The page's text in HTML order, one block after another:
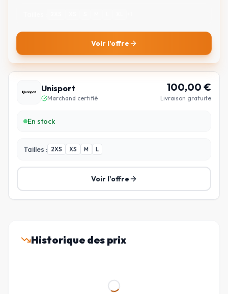
Voir l'offre
Unisport
Marchand certifié
100,00 €
Livraison gratuite
En stock
Tailles : 2XS XS M L
Voir l'offre
Historique des prix